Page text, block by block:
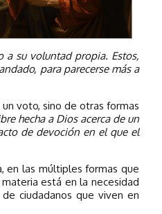
a su voluntad propia. Estos,
para parecerse más a
voto, sino de otras formas
hecha a Dios acerca de un
de devoción en el que el
en las múltiples formas que
está en la necesidad
ciudadanos que viven en